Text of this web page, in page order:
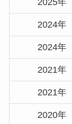
2024年
2024年
2021年
2021年
2020年